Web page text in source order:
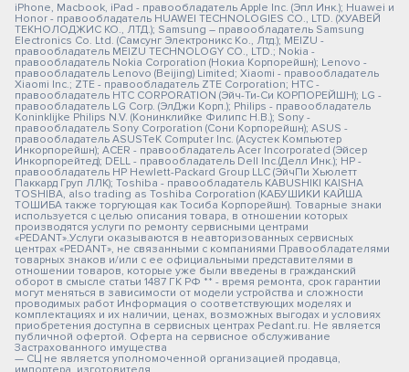
iPhone, Macbook, iPad - правообладатель Apple Inc. (Эпл Инк.); Huawei и
Honor - правообладатель HUAWEI TECHNOLOGIES CO., LTD. (ХУАВЕЙ
ТЕКНОЛОДЖИС КО., ЛТД.); Samsung – правообладатель Samsung
Electronics Co. Ltd. (Самсунг Электроникс Ко., Лтд.); MEIZU -
правообладатель MEIZU TECHNOLOGY CO., LTD.; Nokia -
правообладатель Nokia Corporation (Нокиа Корпорейшн); Lenovo -
правообладатель Lenovo (Beijing) Limited; Xiaomi - правообладатель
Xiaomi Inc.; ZTE - правообладатель ZTE Corporation; HTC -
правообладатель HTC CORPORATION (Эйч-Ти-Си КОРПОРЕЙШН); LG -
правообладатель LG Corp. (ЭлДжи Корп.); Philips - правообладатель
Koninklijke Philips N.V. (Конинклийке Филипс Н.В.); Sony -
правообладатель Sony Corporation (Сони Корпорейшн); ASUS -
правообладатель ASUSTeK Computer Inc. (Асустек Компьютер
Инкорпорейшн); ACER - правообладатель Acer Incorporated (Эйсер
Инкорпорейтед); DELL - правообладатель Dell Inc.(Делл Инк.); HP -
правообладатель HP Hewlett-Packard Group LLC (ЭйчПи Хьюлетт
Паккард Груп ЛЛК); Toshiba - правообладатель KABUSHIKI KAISHA
TOSHIBA, also trading as Toshiba Corporation (КАБУШИКИ КАЙША
ТОШИБА также торгующая как Тосиба Корпорейшн). Товарные знаки
используется с целью описания товара, в отношении которых
производятся услуги по ремонту сервисными центрами
«PEDANT».Услуги оказываются в неавторизованных сервисных
центрах «PEDANT», не связанными с компаниями Правообладателями
товарных знаков и/или с ее официальными представителями в
отношении товаров, которые уже были введены в гражданский
оборот в смысле статьи 1487 ГК РФ ** - время ремонта, срок гарантии
могут меняться в зависимости от модели устройства и сложности
проводимых работ Информация о соответствующих моделях и
комплектациях и их наличии, ценах, возможных выгодах и условиях
приобретения доступна в сервисных центрах Pedant.ru. Не является
публичной офертой. Оферта на сервисное обслуживание
Застрахованного имущества
— СЦ не является уполномоченной организацией продавца,